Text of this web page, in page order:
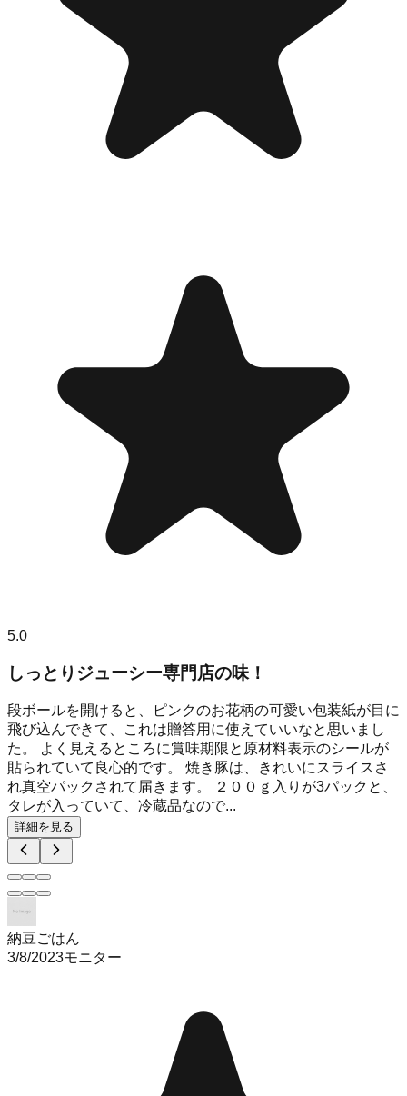
5.0
しっとりジューシー専門店の味！
段ボールを開けると、ピンクのお花柄の可愛い包装紙が目に
飛び込んできて、これは贈答用に使えていいなと思いまし
た。 よく見えるところに賞味期限と原材料表示のシールが
貼られていて良心的です。 焼き豚は、きれいにスライスさ
れ真空パックされて届きます。 ２００ｇ入りが3パックと、
タレが入っていて、冷蔵品なので...
詳細を見る
納豆ごはん
3/8/2023モニター